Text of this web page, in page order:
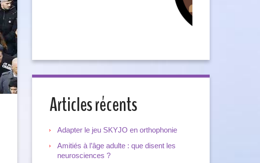
Articles récents
Adapter le jeu SKYJO en orthophonie
Amitiés à l’âge adulte : que disent les
neurosciences ?